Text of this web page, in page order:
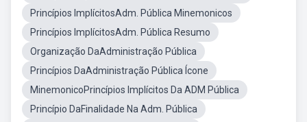
Princípios ImplícitosAdm. Pública Minemonicos
Princípios ImplícitosAdm. Pública Resumo
Organização DaAdministração Pública
Princípios DaAdministração Pública Ícone
MinemonicoPrincípios Implícitos Da ADM Pública
Princípio DaFinalidade Na Adm. Pública